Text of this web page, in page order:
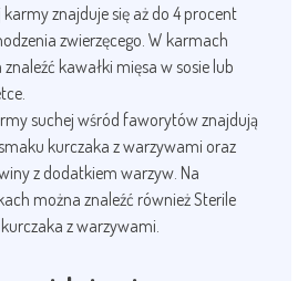
znajduje się aż do 4 procent
zwierzęcego. W karmach
kawałki mięsa w sosie lub
suchej wśród faworytów znajdują
kurczaka z warzywami oraz
z dodatkiem warzyw. Na
można znaleźć również Sterile
z warzywami.